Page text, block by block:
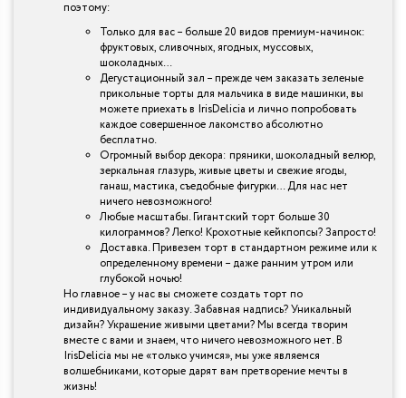
поэтому:
Только для вас – больше 20 видов премиум-начинок:
фруктовых, сливочных, ягодных, муссовых,
шоколадных…
Дегустационный зал – прежде чем заказать зеленые
прикольные торты для мальчика в виде машинки, вы
можете приехать в IrisDelicia и лично попробовать
каждое совершенное лакомство абсолютно
бесплатно.
Огромный выбор декора: пряники, шоколадный велюр,
зеркальная глазурь, живые цветы и свежие ягоды,
ганаш, мастика, съедобные фигурки… Для нас нет
ничего невозможного!
Любые масштабы. Гигантский торт больше 30
килограммов? Легко! Крохотные кейкпопсы? Запросто!
Доставка. Привезем торт в стандартном режиме или к
определенному времени – даже ранним утром или
глубокой ночью!
Но главное – у нас вы сможете создать торт по
индивидуальному заказу. Забавная надпись? Уникальный
дизайн? Украшение живыми цветами? Мы всегда творим
вместе с вами и знаем, что ничего невозможного нет. В
IrisDelicia мы не «только учимся», мы уже являемся
волшебниками, которые дарят вам претворение мечты в
жизнь!